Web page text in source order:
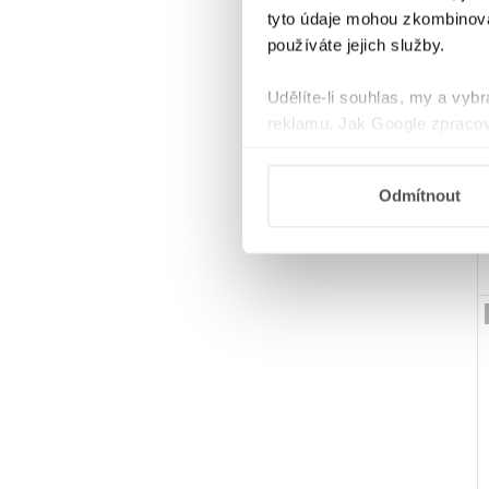
tyto údaje mohou
používáte jejich služby.
Udělíte-li souhlas, my a
reklamu. Jak Google
Odmítnout